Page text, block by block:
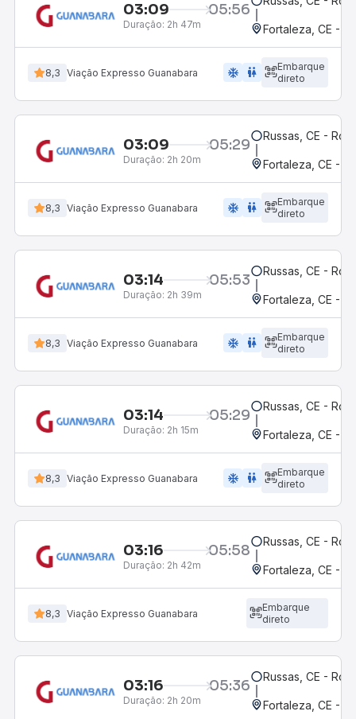
03:09 05:56
Duração: 2h 47m Fortaleza, CE -
8,3 Viação Expresso Guanabara ac_unit wc
Embarque
direto
03:09 05:29
Duração: 2h 20m
Russas, CE -
Fortaleza, CE -
8,3 Viação Expresso Guanabara ac_unit wc
Embarque
direto
03:14 05:53
Duração: 2h 39m
Russas, CE -
Fortaleza, CE -
8,3 Viação Expresso Guanabara ac_unit wc
Embarque
direto
03:14 05:29
Duração: 2h 15m
Russas, CE -
Fortaleza, CE -
8,3 Viação Expresso Guanabara ac_unit wc
Embarque
direto
03:16 05:58
Duração: 2h 42m
Russas, CE -
Fortaleza, CE -
8,3 Viação Expresso Guanabara
Embarque
direto
03:16 05:36
Duração: 2h 20m
Russas, CE -
Fortaleza, CE -